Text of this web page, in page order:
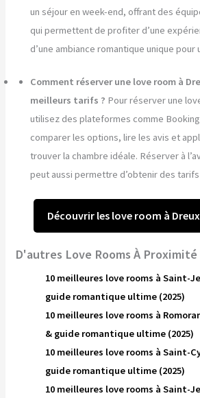
un séjour en week-end, offrant des
qui permettent de profiter d’une
d’une ambiance romantique unique pour
Comment réserver une love room à
meilleurs tarifs ? Pour réserver une
utilisez des plateformes comme
comparer les options, lire les avis et
trouver la chambre idéale. Réserver à
peut aussi permettre d’obtenir des
Découvrir les love room à
D'autres Love Rooms À Proximité
10 meilleures love rooms à Saint-
guide romantique ultime (2025)
10 meilleures love rooms à
& guide romantique ultime (2025)
10 meilleures love rooms à Saint-
guide romantique ultime (2025)
10 meilleures love rooms à Saint-